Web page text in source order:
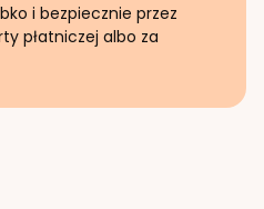
i bezpiecznie przez
płatniczej albo za